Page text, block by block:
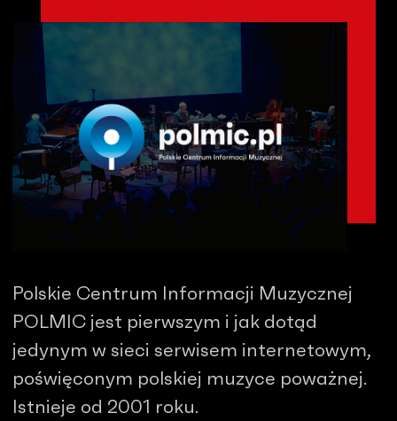
Polskie Centrum Informacji Muzycznej
POLMIC jest pierwszym i jak dotąd
jedynym w sieci serwisem internetowym,
poświęconym polskiej muzyce poważnej.
Istnieje od 2001 roku.